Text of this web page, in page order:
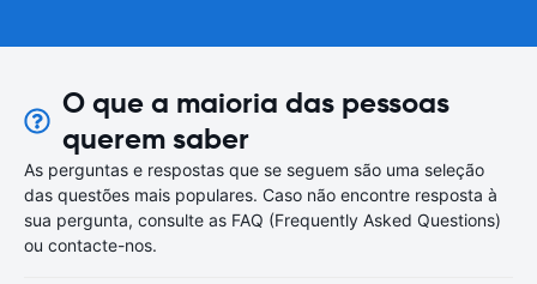
O que a maioria das pessoas
querem saber
As perguntas e respostas que se seguem são uma seleção
das questões mais populares. Caso não encontre resposta à
sua pergunta, consulte as FAQ (Frequently Asked Questions)
ou contacte-nos.